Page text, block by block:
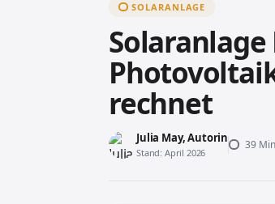
SOLARANLAGE
rechnet
Julia May, Autorin
Stand: April 2026
39